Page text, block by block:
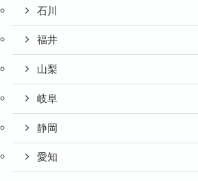
石川
福井
山梨
岐阜
静岡
愛知